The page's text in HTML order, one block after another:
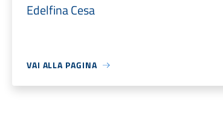
Edelfina Cesa
VAI ALLA PAGINA